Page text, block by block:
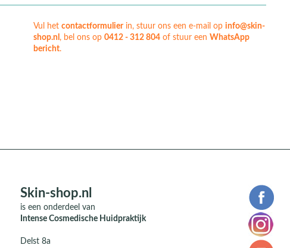
Vul het contactformulierin, stuur ons een e-mail op info@skin-
shop.nl , bel ons op 0412 - 312 804of stuur een WhatsApp
bericht.
Skin-shop.nl
is een onderdeel van
Intense Cosmedische Huidpraktijk
Delst 8a